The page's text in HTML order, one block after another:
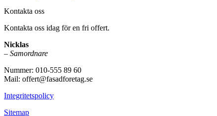
Kontakta oss
Kontakta oss idag för en fri offert.
Nicklas
– Samordnare
Nummer: 010-555 89 60
Mail: offert@fasadforetag.se
Integritetspolicy
Sitemap